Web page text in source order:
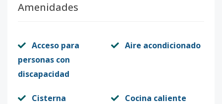
Amenidades
Acceso para
personas con
discapacidad
Aire acondicionado
Cisterna Cocina caliente